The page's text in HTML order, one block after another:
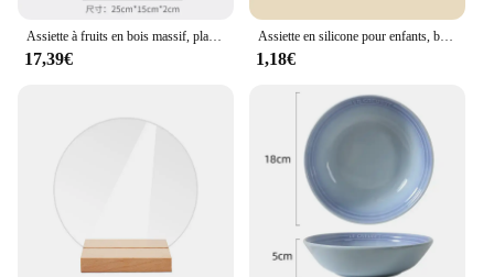
Assiette à fruits en bois massif, plateau à snacks, bol en bois massif, compartiment
17,39€
Assiette en silicone pour enfants, bol pour bébé, aspiration, sans BPA, alimentation, britware, plats à manger pour enfants
1,18€